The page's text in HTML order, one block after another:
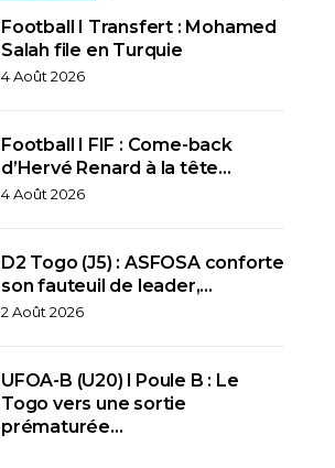
Football I Transfert : Mohamed
Salah file en Turquie
4 Août 2026
Football I FIF : Come-back
d’Hervé Renard à la tête…
4 Août 2026
D2 Togo (J5) : ASFOSA conforte
son fauteuil de leader,…
2 Août 2026
UFOA-B (U20) l Poule B : Le
Togo vers une sortie
prématurée…